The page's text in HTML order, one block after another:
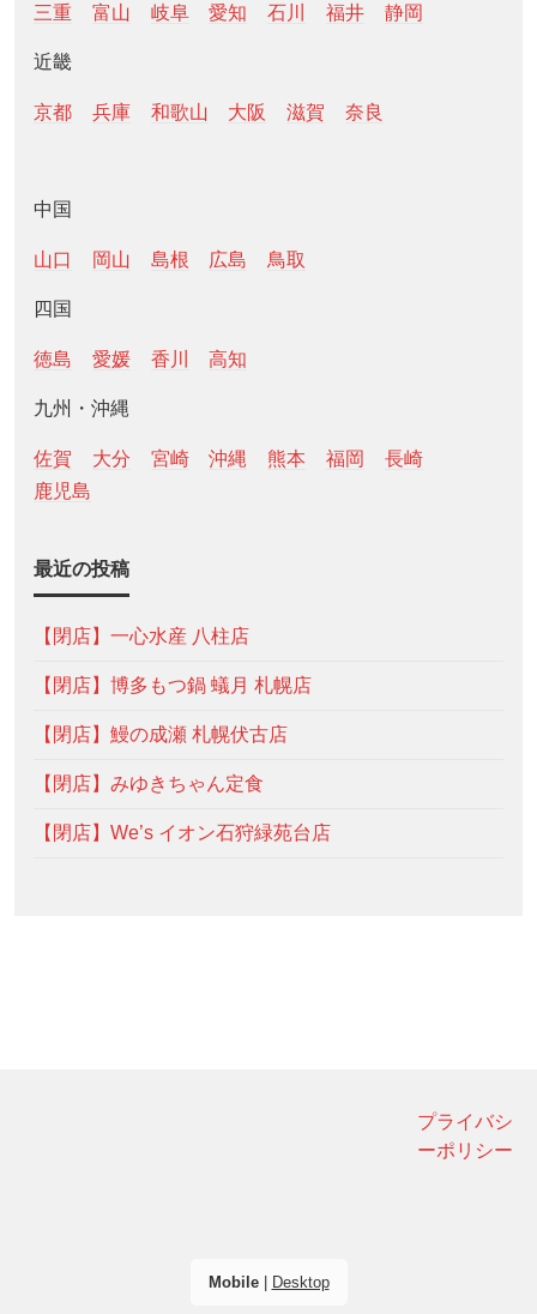
三重 富山 岐阜 愛知 石川 福井 静岡
近畿
京都 兵庫 和歌山 大阪 滋賀 奈良
中国
山口 岡山 島根 広島 鳥取
四国
徳島 愛媛 香川 高知
九州・沖縄
佐賀 大分 宮崎 沖縄 熊本 福岡
長崎
鹿児島
最近の投稿
【閉店】一心水産 八柱店
【閉店】博多もつ鍋 蟻月 札幌店
【閉店】鰻の成瀬 札幌伏古店
【閉店】みゆきちゃん定食
【閉店】We’s イオン石狩緑苑台店
プライバシ
ーポリシー
Mobile| Desktop